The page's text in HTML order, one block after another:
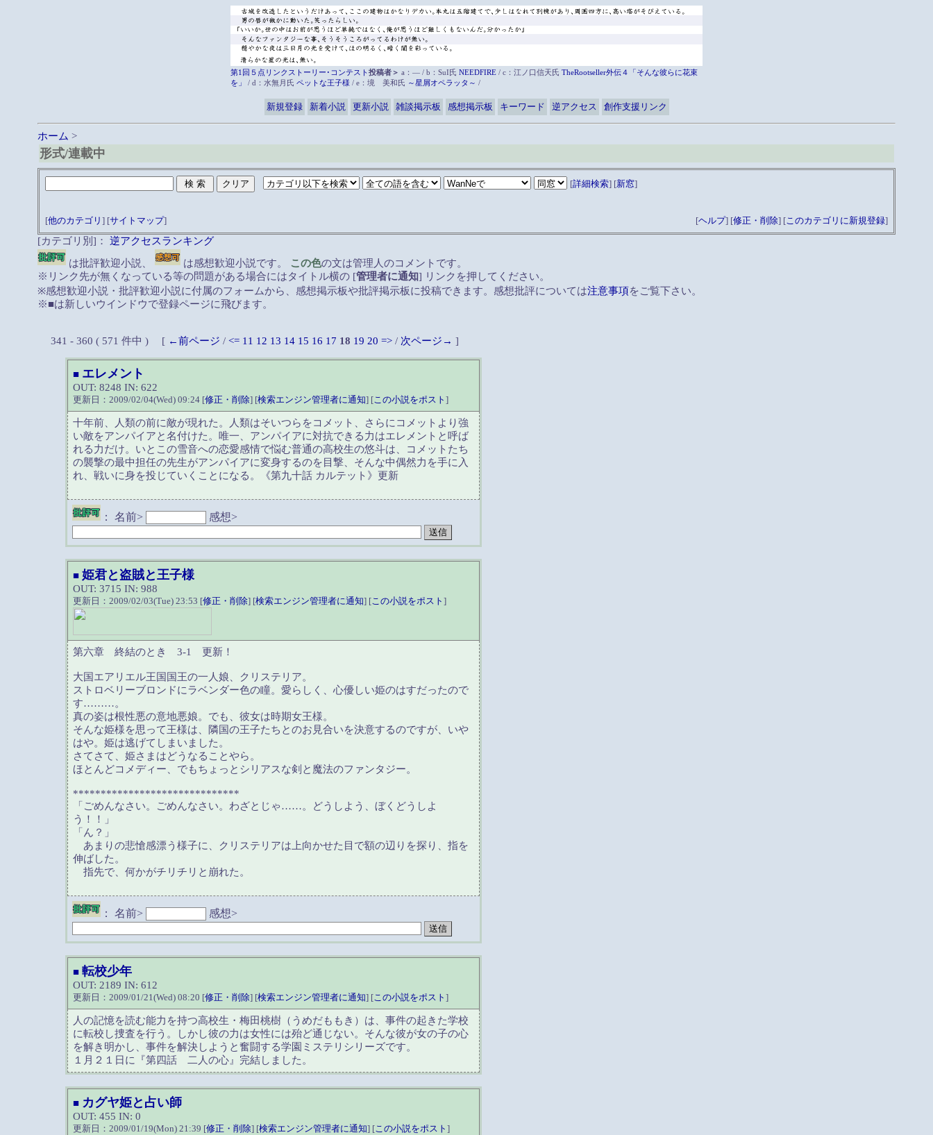
第1回５点リンクストーリー･コンテスト投稿者＞ a：― / b：SuI氏 NEEDFIRE / c：江ノ口信天氏 TheRootseller外伝４「そんな彼らに花束
を」
/ d：水無月氏 ペットな王子様 / e：境 美和氏 ～星屑オペラッタ～ /
新規登録 新着小説 更新小説 雑談掲示板 感想掲示板 キーワード 逆アクセス 創作支援リンク
ホーム >
形式/連載中
[詳細検索] [新窓]
[他のカテゴリ ] [サイトマップ] [ヘルプ] [修正・削除] [このカテゴリに新規登録]
[カテゴリ別]： 逆アクセスランキング
は批評歓迎小説、
は感想歓迎小説です。 この色の文は管理人のコメントです。
※リンク先が無くなっている等の問題がある場合にはタイトル横の [管理者に通知] リンクを押してください。
※感想歓迎小説・批評歓迎小説に付属のフォームから、感想掲示板や批評掲示板に投稿できます。感想批評については注意事項をご覧下さい。
※■は新しいウインドウで登録ページに飛びます。
341 - 360 ( 571 件中 ) [ ←前ページ / <= 11 12 13 14 15 16 17 18 19 20 =>/ 次ページ→ ]
■ エレメント
OUT: 8248 IN: 622
更新日：2009/02/04(Wed) 09:24 [修正・削除] [検索エンジン管理者に通知] [この小説をポスト ]
十年前、人類の前に敵が現れた。人類はそいつらをコメット、さらにコメットより強
い敵をアンパイアと名付けた。唯一、アンパイアに対抗できる力はエレメントと呼ば
れる力だけ。いとこの雪音への恋愛感情で悩む普通の高校生の悠斗は、コメットたち
の襲撃の最中担任の先生がアンパイアに変身するのを目撃、そんな中偶然力を手に入
れ、戦いに身を投じていくことになる。《第九十話 カルテット》更新
： 名前> 感想>
■ 姫君と盗賊と王子様
OUT: 3715 IN: 988
更新日：2009/02/03(Tue) 23:53 [修正・削除] [検索エンジン管理者に通知] [この小説をポスト ]
第六章 終結のとき 3-1 更新！
大国エアリエル王国国王の一人娘、クリステリア。
ストロベリーブロンドにラベンダー色の瞳。愛らしく、心優しい姫のはすだったので
す………。
真の姿は根性悪の意地悪娘。でも、彼女は時期女王様。
そんな姫様を思って王様は、隣国の王子たちとのお見合いを決意するのですが、いや
はや。姫は逃げてしまいました。
さてさて、姫さまはどうなることやら。
ほとんどコメディー、でもちょっとシリアスな剣と魔法のファンタジー。
******************************
「ごめんなさい。ごめんなさい。わざとじゃ……。どうしよう、ぼくどうしよ
う！！」
「ん？」
あまりの悲愴感漂う様子に、クリステリアは上向かせた目で額の辺りを探り、指を
伸ばした。
指先で、何かがチリチリと崩れた。
： 名前> 感想>
■ 転校少年
OUT: 2189 IN: 612
更新日：2009/01/21(Wed) 08:20 [修正・削除] [検索エンジン管理者に通知] [この小説をポスト ]
人の記憶を読む能力を持つ高校生・梅田桃樹（うめだももき）は、事件の起きた学校
に転校し捜査を行う。しかし彼の力は女性には殆ど通じない。そんな彼が女の子の心
を解き明かし、事件を解決しようと奮闘する学園ミステリシリーズです。
１月２１日に『第四話 二人の心』完結しました。
■ カグヤ姫と占い師
OUT: 455 IN: 0
更新日：2009/01/19(Mon) 21:39 [修正・削除] [検索エンジン管理者に通知] [この小説をポスト ]